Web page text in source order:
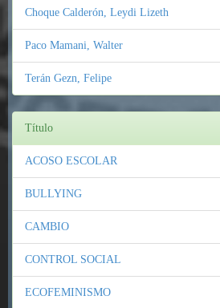
Choque Calderón, Leydi Lizeth
Paco Mamani, Walter
Terán Gezn, Felipe
Título
ACOSO ESCOLAR
BULLYING
CAMBIO
CONTROL SOCIAL
ECOFEMINISMO